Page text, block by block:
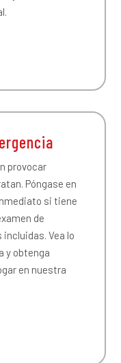
provocar
Póngase en
si tiene
de
Vea lo
y obtenga
en nuestra